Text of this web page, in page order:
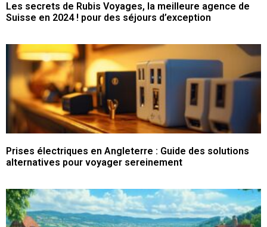
Les secrets de Rubis Voyages, la meilleure agence de
Suisse en 2024 ! pour des séjours d’exception
Prises électriques en Angleterre : Guide des solutions
alternatives pour voyager sereinement